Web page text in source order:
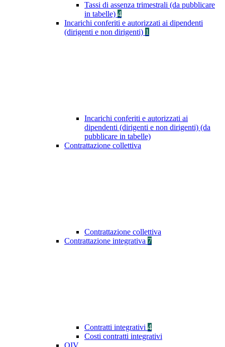
Tassi di assenza trimestrali (da pubblicare
in tabelle) 4
Incarichi conferiti e autorizzati ai dipendenti
(dirigenti e non dirigenti) 1
Incarichi conferiti e autorizzati ai
dipendenti (dirigenti e non dirigenti) (da
pubblicare in tabelle)
Contrattazione collettiva
Contrattazione collettiva
Contrattazione integrativa 7
Contratti integrativi 4
Costi contratti integrativi